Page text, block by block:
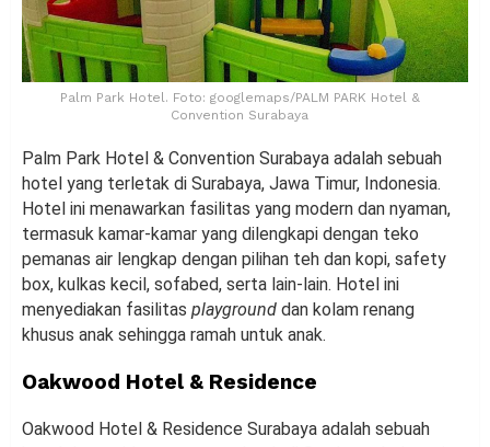
Palm Park Hotel. Foto: googlemaps/PALM PARK Hotel &
Convention Surabaya
Palm Park Hotel & Convention Surabaya adalah sebuah
hotel yang terletak di Surabaya, Jawa Timur, Indonesia.
Hotel ini menawarkan fasilitas yang modern dan nyaman,
termasuk kamar-kamar yang dilengkapi dengan teko
pemanas air lengkap dengan pilihan teh dan kopi, safety
box, kulkas kecil, sofabed, serta lain-lain. Hotel ini
menyediakan fasilitas playground dan kolam renang
khusus anak sehingga ramah untuk anak.
Oakwood Hotel & Residence
Oakwood Hotel & Residence Surabaya adalah sebuah